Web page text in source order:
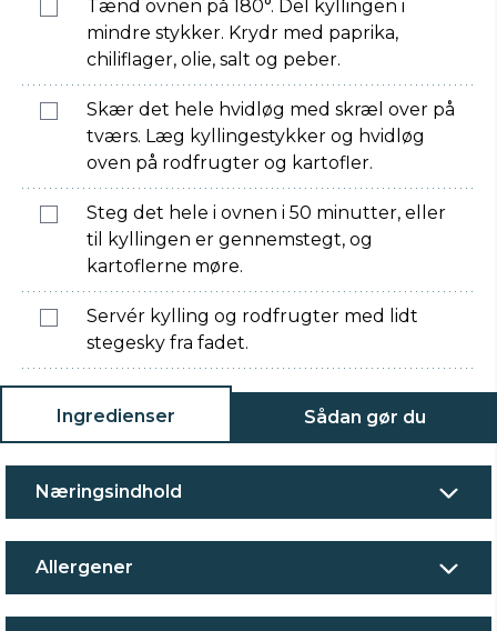
Tænd ovnen på 180°. Del kyllingen i
mindre stykker. Krydr med paprika,
chiliflager, olie, salt og peber.
Skær det hele hvidløg med skræl over på
tværs. Læg kyllingestykker og hvidløg
oven på rodfrugter og kartofler.
Steg det hele i ovnen i 50 minutter, eller
til kyllingen er gennemstegt, og
kartoflerne møre.
Servér kylling og rodfrugter med lidt
stegesky fra fadet.
Ingredienser Sådan gør du
Næringsindhold
Allergener